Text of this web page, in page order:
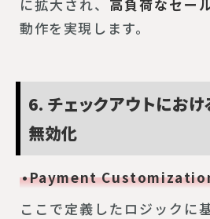
に拡大され、 高負荷なセー
動作を実現します。
6. チェックアウトにおけ
無効化
•Payment
ここで定義したロジックに